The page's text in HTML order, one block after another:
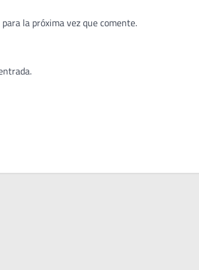
la próxima vez que comente.